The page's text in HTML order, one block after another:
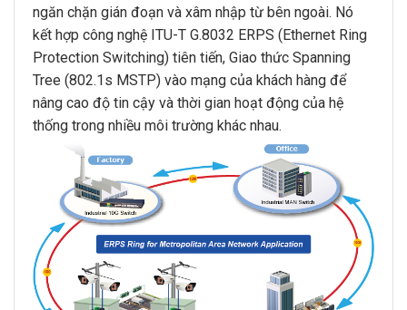
ngăn chặn gián đoạn và xâm nhập từ bên ngoài. Nó
kết hợp công nghệ ITU-T G.8032 ERPS (Ethernet Ring
Protection Switching) tiên tiến, Giao thức Spanning
Tree (802.1s MSTP) vào mạng của khách hàng để
nâng cao độ tin cậy và thời gian hoạt động của hệ
thống trong nhiều môi trường khác nhau.